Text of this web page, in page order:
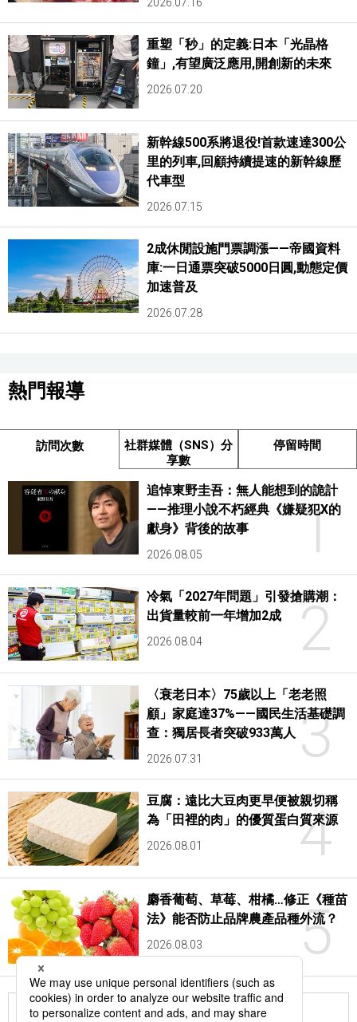
重塑「秒」的定義:日本「光晶格
鐘」,有望廣泛應用,開創新的未來
2026.07.20
新幹線500系將退役!首款速達300公
里的列車,回顧持續提速的新幹線歷
代車型
2026.07.15
2成休閒設施門票調漲——帝國資料
庫:一日通票突破5000日圓,動態定價
加速普及
2026.07.28
熱門報導
訪問次數
社群媒體（SNS）分
享數
停留時間
1
追悼東野圭吾：無人能想到的詭計
——推理小說不朽經典《嫌疑犯X的
獻身》背後的故事
2026.08.05
2
冷氣「2027年問題」引發搶購潮：
出貨量較前一年增加2成
2026.08.04
3
〈衰老日本〉75歲以上「老老照
顧」家庭達37%——國民生活基礎調
查：獨居長者突破933萬人
2026.07.31
4
豆腐：遠比大豆肉更早便被親切稱
為「田裡的肉」的優質蛋白質來源
2026.08.01
5
麝香葡萄、草莓、柑橘…修正《種苗
法》能否防止品牌農產品種外流？
2026.08.03
更多